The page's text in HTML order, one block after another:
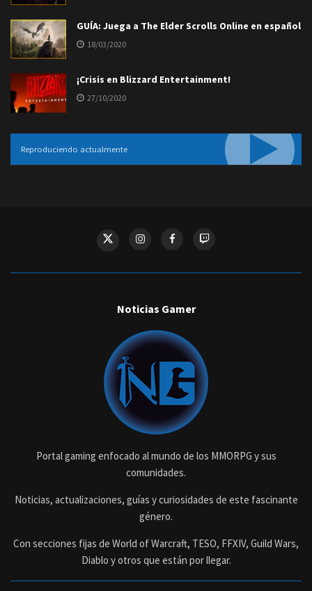
GUÍA: Juega a The Elder Scrolls Online en español
18/03/2020
¡Crisis en Blizzard Entertainment!
27/10/2020
Reproduciendo actualmente
Noticias Gamer
Portal gaming enfocado al mundo de los MMORPG y sus
comunidades.
Noticias, actualizaciones, guías y curiosidades de este fascinante
género.
Con secciones fijas de World of Warcraft, TESO, FFXIV, Guild Wars,
Diablo y otros que están por llegar.